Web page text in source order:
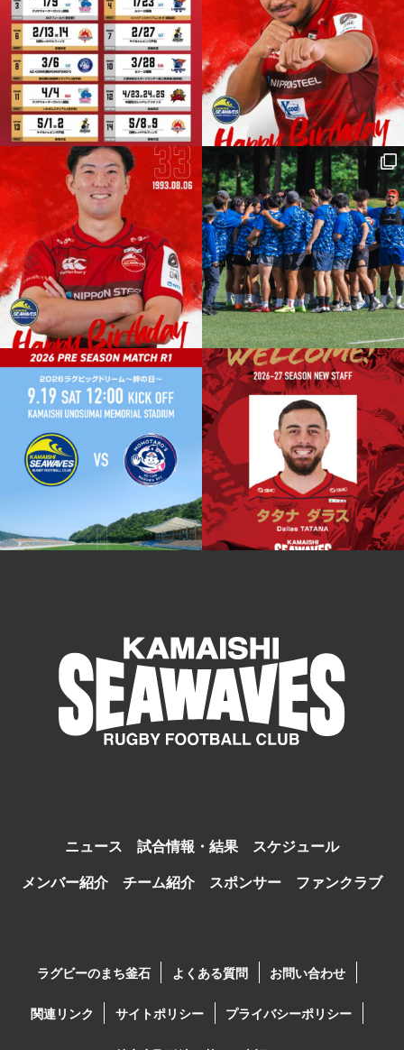
ニュース 試合情報・結果
スケジュール
メンバー紹介
チーム紹介 スポンサー ファンクラブ
ラグビーのまち釜石 よくある質問 お問い合わせ
関連リンク サイトポリシー プライバシーポリシー